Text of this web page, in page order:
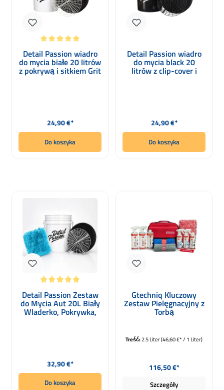
Średnia ocena 5 z 5 gwiazdek
Detail Passion wiadro
do mycia białe 20 litrów
z pokrywą i sitkiem Grit
Guard
Cena regularna:
24,90 €*
Do koszyka
Detail Passion wiadro
do mycia black 20
litrów z clip-cover i
kratką Grit Guard
Cena regularna:
24,90 €*
Do koszyka
Detail Passion Zestaw
do Mycia Aut 20L Biały
WIaderko, Pokrywka,
Grit Guard, Rękawica
Cena regularna:
32,90 €*
Do koszyka
Gtechniq Kluczowy
Zestaw Pielęgnacyjny z
Torbą
Treść:2.5 Liter(46,60 €* / 1 Liter)
Cena regularna:
116,50 €*
Szczegóły